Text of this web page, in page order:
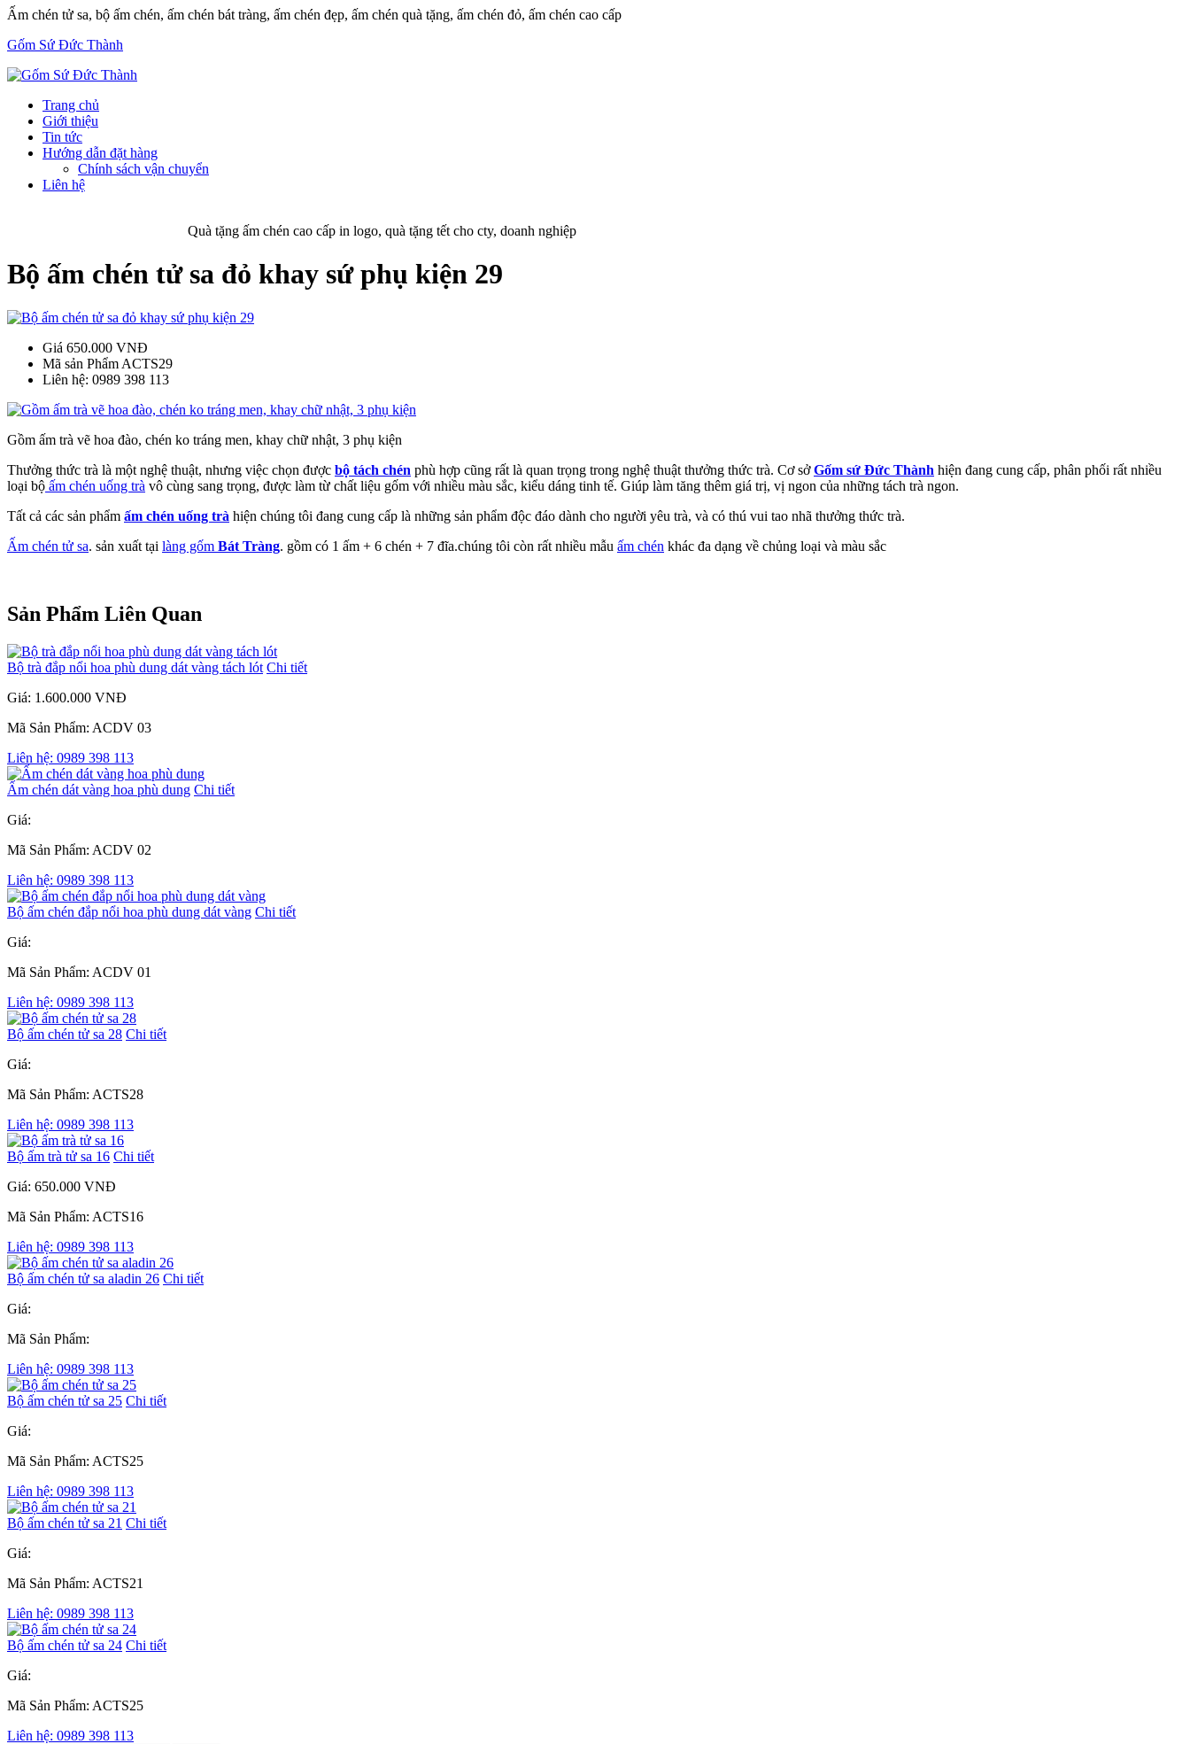
Ấm chén tử sa, bộ ấm chén, ấm chén bát tràng, ấm chén đẹp, ấm chén quà tặng, ấm chén đỏ, ấm chén cao cấp
Gốm Sứ Đức Thành
Trang chủ
Giới thiệu
Tin tức
Hướng dẫn đặt hàng
Chính sách vận chuyển
Liên hệ
Quà tặng ấm chén cao cấp in logo, quà tặng tết cho cty, doanh nghiệp
Bộ ấm chén tử sa đỏ khay sứ phụ kiện 29
Giá 650.000 VNĐ
Mã sản Phẩm ACTS29
Liên hệ: 0989 398 113
Gồm ấm trà vẽ hoa đào, chén ko tráng men, khay chữ nhật, 3 phụ kiện
Thưởng thức trà là một nghệ thuật, nhưng việc chọn được bộ tách chén phù hợp cũng rất là quan trọng trong nghệ thuật thưởng thức trà. Cơ sởGốm sứ Đức Thành hiện đang cung cấp, phân phối rất nhiều
loại bộ ấm chén uống trà vô cùng sang trọng, được làm từ chất liệu gốm với nhiều màu sắc, kiểu dáng tinh tế. Giúp làm tăng thêm giá trị, vị ngon của những tách trà ngon.
Tất cả các sản phẩm ấm chén uống trà hiện chúng tôi đang cung cấp là những sản phẩm độc đáo dành cho người yêu trà, và có thú vui tao nhã thưởng thức trà.
Ấm chén tử sa. sản xuất tại làng gốm Bát Tràng. gồm có 1 ấm + 6 chén + 7 đĩa.chúng tôi còn rất nhiều mẫu ấm chén khác đa dạng về chủng loại và màu sắc
Sản Phẩm Liên Quan
Bộ trà đắp nổi hoa phù dung dát vàng tách lót Chi tiết
Giá: 1.600.000 VNĐ
Mã Sản Phẩm: ACDV 03
Liên hệ: 0989 398 113
Ấm chén dát vàng hoa phù dung Chi tiết
Giá:
Mã Sản Phẩm: ACDV 02
Liên hệ: 0989 398 113
Bộ ấm chén đắp nổi hoa phù dung dát vàng Chi tiết
Giá:
Mã Sản Phẩm: ACDV 01
Liên hệ: 0989 398 113
Bộ ấm chén tử sa 28 Chi tiết
Giá:
Mã Sản Phẩm: ACTS28
Liên hệ: 0989 398 113
Bộ ấm trà tử sa 16 Chi tiết
Giá: 650.000 VNĐ
Mã Sản Phẩm: ACTS16
Liên hệ: 0989 398 113
Bộ ấm chén tử sa aladin 26 Chi tiết
Giá:
Mã Sản Phẩm:
Liên hệ: 0989 398 113
Bộ ấm chén tử sa 25 Chi tiết
Giá:
Mã Sản Phẩm: ACTS25
Liên hệ: 0989 398 113
Bộ ấm chén tử sa 21 Chi tiết
Giá:
Mã Sản Phẩm: ACTS21
Liên hệ: 0989 398 113
Bộ ấm chén tử sa 24 Chi tiết
Giá:
Mã Sản Phẩm: ACTS25
Liên hệ: 0989 398 113